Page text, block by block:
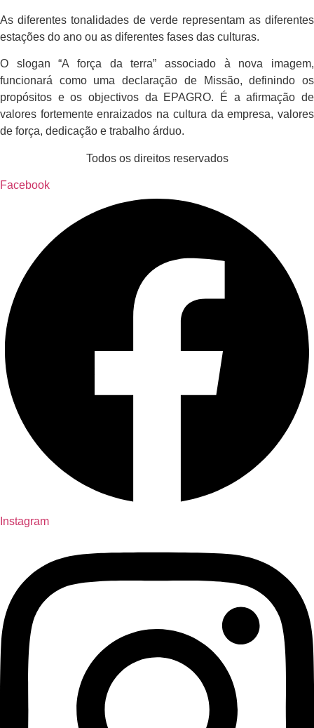
As diferentes tonalidades de verde representam as diferentes
estações do ano ou as diferentes fases das culturas.
O slogan “A força da terra” associado à nova imagem,
funcionará como uma declaração de Missão, definindo os
propósitos e os objectivos da EPAGRO. É a afirmação de
valores fortemente enraizados na cultura da empresa, valores
de força, dedicação e trabalho árduo.
Todos os direitos reservados
Facebook
Instagram